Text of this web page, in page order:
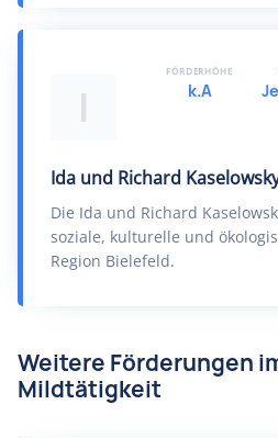
I
Ida und Richard
Die Ida und Richard
soziale, kulturelle und
Region Bielefeld.
FÖRDERHÖHE
k.A
Weitere Förderungen
Mildtätigkeit